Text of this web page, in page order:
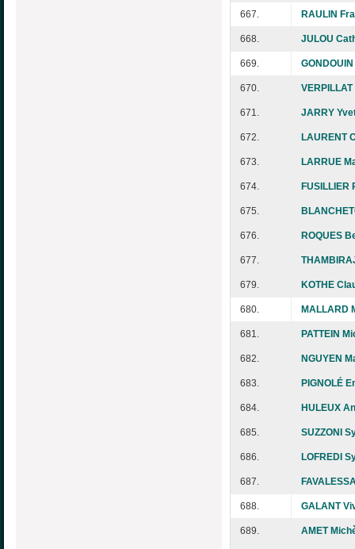
667. RAULIN
668. JULOU
669.
670.
671. JARRY
672. LAURENT
673. LARRUE
674. FUSILLIER
675.
676. ROQUES
677.
679. KOTHE
680. MALLARD
681. PATTEIN
682. NGUYEN
683. PIGNOLÉ
684. HULEUX
685. SUZZONI
686. LOFREDI
687.
688. GALANT
689. AMET